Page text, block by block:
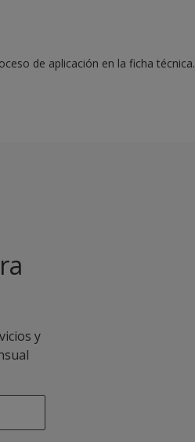
de aplicación en la ficha técnica.
y